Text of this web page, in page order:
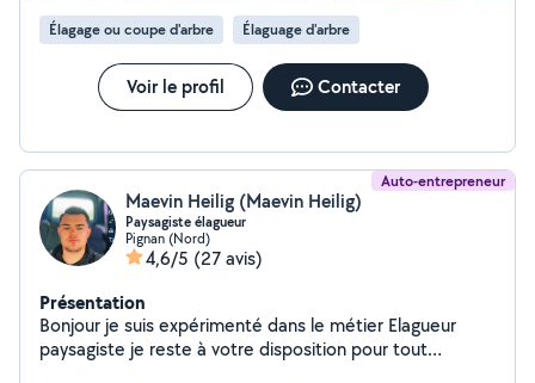
Élagage ou coupe d'arbre Élaguage d'arbre
Voir le profil Contacter
Auto-entrepreneur
Maevin Heilig (Maevin Heilig)
Paysagiste élagueur
Pignan (Nord)
4,6/5 (27 avis)
Présentation
Bonjour je suis expérimenté dans le métier Elagueur
paysagiste je reste à votre disposition pour tout